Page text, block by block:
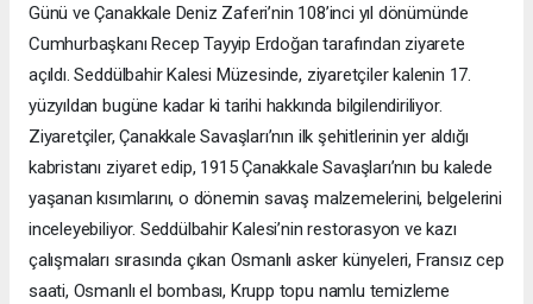
Günü ve Çanakkale Deniz Zaferi’nin 108’inci yıl dönümünde
Cumhurbaşkanı Recep Tayyip Erdoğan tarafından ziyarete
açıldı. Seddülbahir Kalesi Müzesinde, ziyaretçiler kalenin 17.
yüzyıldan bugüne kadar ki tarihi hakkında bilgilendiriliyor.
Ziyaretçiler, Çanakkale Savaşları’nın ilk şehitlerinin yer aldığı
kabristanı ziyaret edip, 1915 Çanakkale Savaşları’nın bu kalede
yaşanan kısımlarını, o dönemin savaş malzemelerini, belgelerini
inceleyebiliyor. Seddülbahir Kalesi’nin restorasyon ve kazı
çalışmaları sırasında çıkan Osmanlı asker künyeleri, Fransız cep
saati, Osmanlı el bombası, Krupp topu namlu temizleme